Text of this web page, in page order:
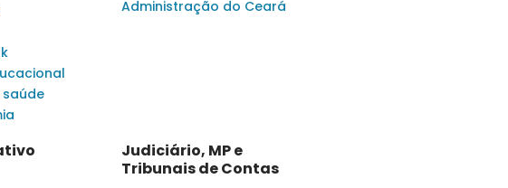
saúde
Administração do Ceará
Judiciário, MP e
Tribunais de Contas